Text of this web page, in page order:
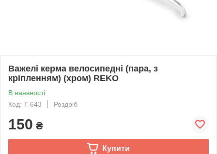
Важелі керма велосипедні (пара, з
кріпленням) (хром) REKO
В наявності
Код: T-643
Роздріб
150 ₴
Купити